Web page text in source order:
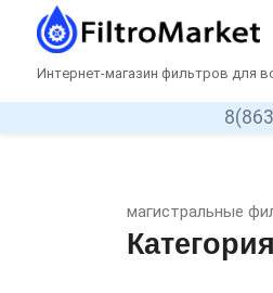
Интернет-магазин фильтров для
магистральные